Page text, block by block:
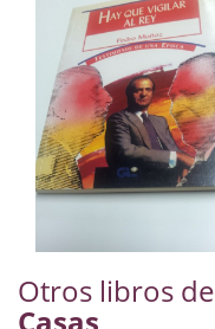
Naturaleza
Novela Extranjera
Novela fantástica
Novela histórica
Novela romántica
Otros libros de